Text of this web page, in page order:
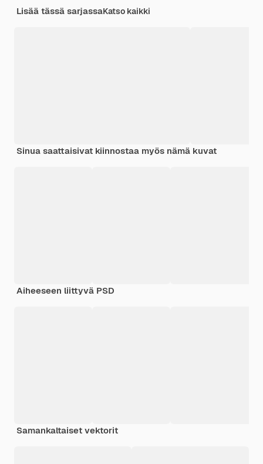
Lisää tässä sarjassaKatso kaikki
Sinua saattaisivat kiinnostaa myös nämä kuvat
Aiheeseen liittyvä PSD
Samankaltaiset vektorit